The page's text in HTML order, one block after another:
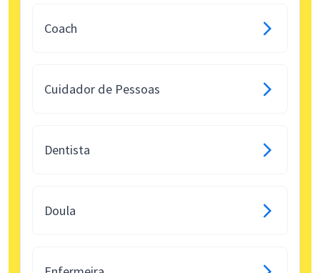
Coach
Cuidador de Pessoas
Dentista
Doula